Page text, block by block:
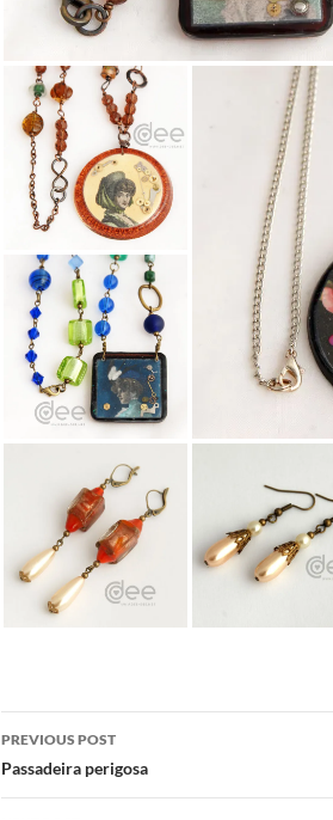
Post
navigation
PREVIOUS POST
Passadeira perigosa